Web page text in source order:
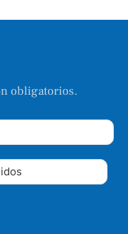
obligatorios.